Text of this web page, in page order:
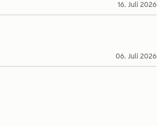
16. Juli 2026
06. Juli 2026